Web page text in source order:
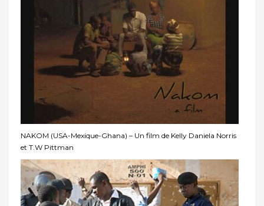
NAKOM (USA-Mexique-Ghana) – Un film de Kelly Daniela Norris
et T.W Pittman